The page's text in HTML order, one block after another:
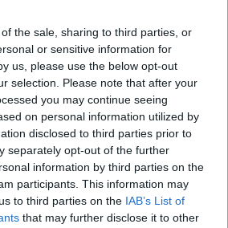
the sale, sharing to third parties, or
or sensitive information for
us, please use the below opt-out
selection. Please note that after your
you may continue seeing
on personal information utilized by
disclosed to third parties prior to
separately opt-out of the further
information by third parties on the
participants. This information may
to third parties on the IAB’s List of
that may further disclose it to other